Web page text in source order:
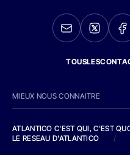
MIEUX NOUS CONNAITRE
ATLANTICO C'EST QUI, C'EST
LE RESEAU D'ATLANTICO
/